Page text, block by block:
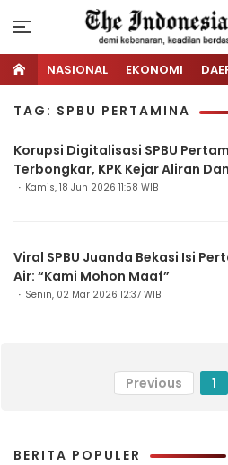
NASIONAL EKONOMI
TAG: SPBU PERTAMINA
Korupsi Digitalisasi SPBU
Terbongkar, KPK Kejar Aliran
Kamis, 18 Jun 2026 11:58 WIB
Viral SPBU Juanda Bekasi Isi
Air: “Kami Mohon Maaf”
Senin, 02 Mar 2026 12:37 WIB
Previous 1
BERITA POPULER